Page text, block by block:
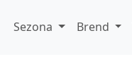
Sezona Brend